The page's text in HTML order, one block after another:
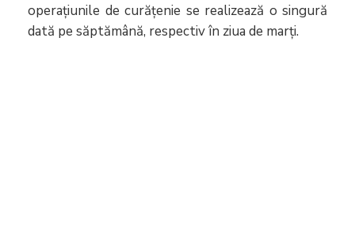
operațiunile de curățenie se realizează o singură
dată pe săptămână, respectiv în ziua de marți.